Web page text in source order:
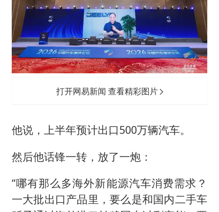
打开网易新闻 查看精彩图片
他说，上半年预计出口500万辆汽车。
然后他话锋一转，放了一炮：
“哪有那么多海外新能源汽车消费需求？
一大批出口产品里，要么是和国内二手车